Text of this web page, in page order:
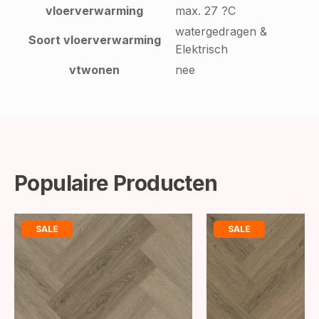
vloerverwarming max. 27 ?C
Soort vloerverwarming
watergedragen &
Elektrisch
vtwonen
nee
Populaire Producten
SALE SALE